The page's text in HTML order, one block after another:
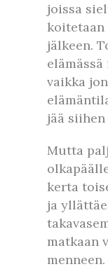
joissa
jälkeen.
vaikka
jää
Mutta
kerta
ja
matkaan